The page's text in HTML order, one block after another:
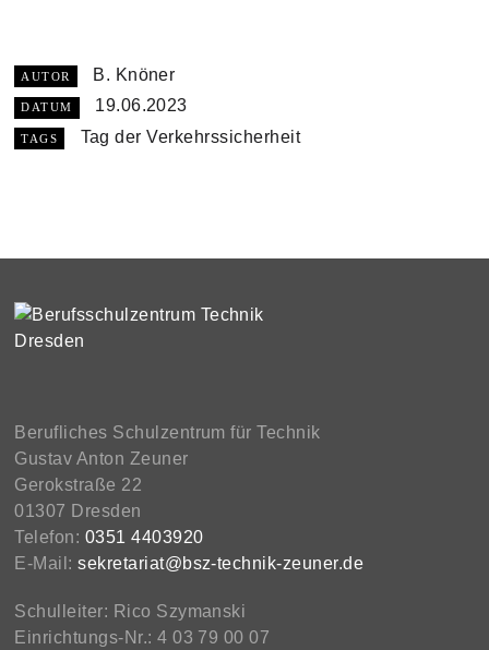
AUTOR B. Knöner
DATUM 19.06.2023
TAGS Tag der Verkehrssicherheit
Berufliches Schulzentrum für Technik
Gustav Anton Zeuner
Gerokstraße 22
01307 Dresden
Telefon: 0351 4403920
E-Mail:sekretariat@bsz-technik-zeuner.de
Schulleiter: Rico Szymanski
Einrichtungs-Nr.: 4 03 79 00 07